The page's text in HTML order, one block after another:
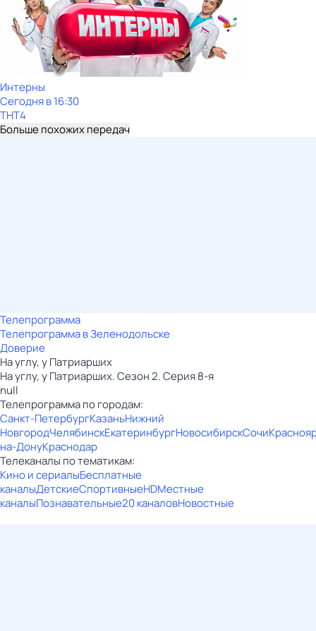
Интерны
Сегодня в 16:30
ТНТ4
Больше похожих передач
Телепрограмма
Телепрограмма в Зеленодольске
Доверие
На углу, у Патриарших
На углу, у Патриарших. Сезон 2. Серия 8-я
null
Телепрограмма по городам:
Санкт-ПетербургКазаньНижний
НовгородЧелябинскЕкатеринбургНовосибирскСочи
на-ДонуКраснодар
Телеканалы по тематикам:
Кино и сериалыБесплатные
каналыДетскиеСпортивныеHDМестные
каналыПознавательные20 каналовНовостные